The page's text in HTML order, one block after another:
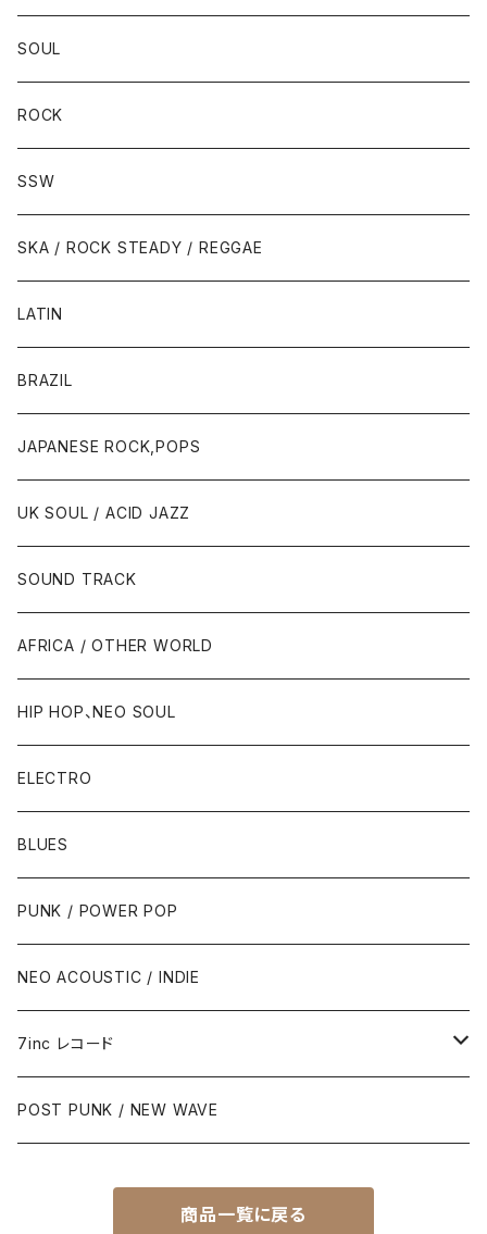
SOUL
ROCK
SSW
SKA / ROCK STEADY / REGGAE
LATIN
BRAZIL
JAPANESE ROCK,POPS
UK SOUL / ACID JAZZ
SOUND TRACK
AFRICA / OTHER WORLD
HIP HOP、NEO SOUL
ELECTRO
BLUES
PUNK / POWER POP
NEO ACOUSTIC / INDIE
7inc レコード
PUNK / 2TONE
POST PUNK / NEW WAVE
商品一覧に戻る